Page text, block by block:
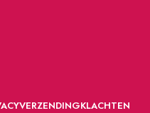
VERZENDINGKLACHTEN